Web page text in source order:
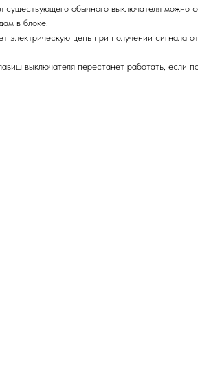
существующего обычного выключателя можно
в блоке.
электрическую цепь при получении сигнала
выключателя перестанет работать, если